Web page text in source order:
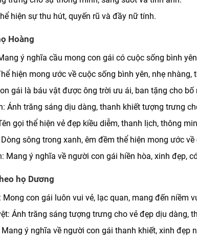
hiện sự thu hút, quyến rũ và đầy nữ tính.
Hoàng
ý nghĩa cầu mong con gái có cuộc sống bình
hiện mong ước về cuộc sống bình yên, nhẹ nhàng,
gái là báu vật được ông trời ưu ái, ban tặng cho bố
Ánh trăng sáng dịu dàng, thanh khiết tượng trưng
gọi thể hiện vẻ đẹp kiều diễm, thanh lịch, thông
sông trong xanh, êm đềm thể hiện mong ước
Mang ý nghĩa về người con gái hiền hòa, xinh đẹp,
họ Dương
Mong con gái luôn vui vẻ, lạc quan, mang đến niềm
Ánh trăng sáng tượng trưng cho vẻ đẹp dịu dàng,
ý nghĩa về người con gái thanh khiết, xinh đẹp